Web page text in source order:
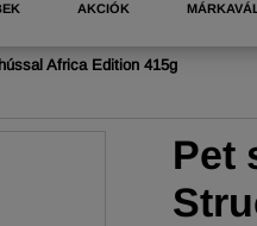
AKCIÓK
Africa Edition 415g
Pet